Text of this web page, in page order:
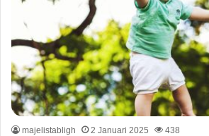
majelistabligh 2 Januari 2025 438